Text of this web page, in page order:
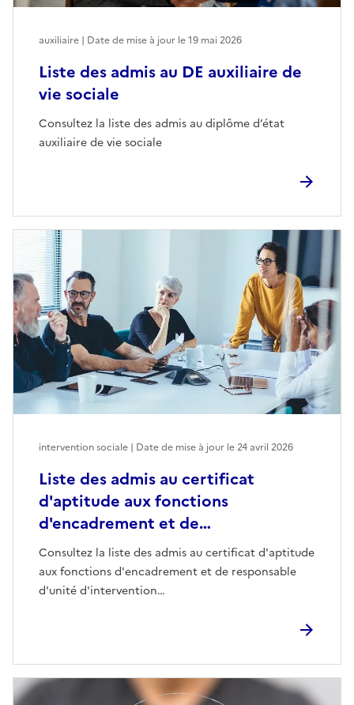
Liste des admis au DE auxiliaire de
vie sociale
Consultez la liste des admis au diplôme d’état
auxiliaire de vie sociale
auxiliaire | Date de mise à jour le19 mai 2026
Liste des admis au certificat
d'aptitude aux fonctions
d'encadrement et de…
Consultez la liste des admis au certificat d'aptitude
aux fonctions d'encadrement et de responsable
d'unité d'intervention…
intervention sociale | Date de mise à jour le24 avril 2026